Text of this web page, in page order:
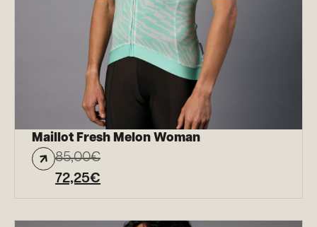
Maillot Fresh Melon Woman
85,00€
72,25€